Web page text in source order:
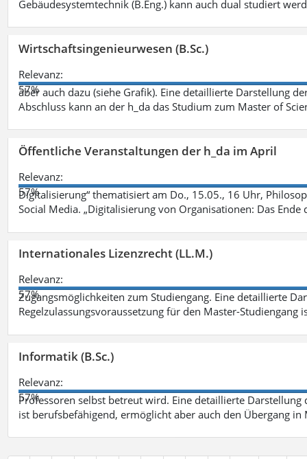
Gebäudesystemtechnik (B.Eng.) kann auch dual studiert
Wirtschaftsingenieurwesen (B.Sc.)
Relevanz:
57%
aber auch dazu (siehe Grafik). Eine detaillierte Darstellung
Abschluss kann an der h_da das Studium zum Master of
Öffentliche Veranstaltungen der h_da im April
Relevanz:
57%
Digitalisierung“ thematisiert am Do., 15.05., 16 Uhr,
Social Media. „Digitalisierung von Organisationen: Das Ende
Internationales Lizenzrecht (LL.M.)
Relevanz:
57%
Zugangsmöglichkeiten zum Studiengang. Eine detaillierte
Regelzulassungsvoraussetzung für den Master-
Informatik (B.Sc.)
Relevanz:
57%
Professoren selbst betreut wird. Eine detaillierte
ist berufsbefähigend, ermöglicht aber auch den Übergang in